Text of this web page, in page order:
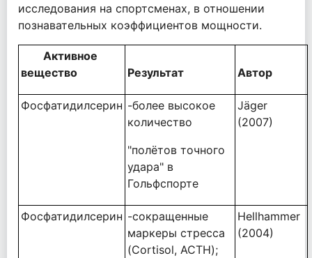
исследования на спортсменах, в отношении
познавательных коэффициентов мощности.
Активное
вещество
Результат Автор
Фосфатидилсерин -более высокое
количество
"полётов точного
удара" в
Гольфспорте
Jäger
(2007)
Фосфатидилсерин -сокращенные
маркеры стресса
(Cortisol, ACTH);
Hellhammer
(2004)